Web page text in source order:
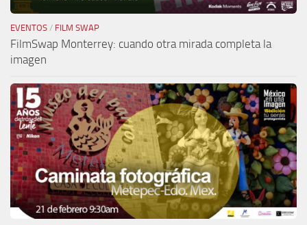
EVENTOS / FILM SWAP
FilmSwap Monterrey: cuando otra mirada completa la
imagen